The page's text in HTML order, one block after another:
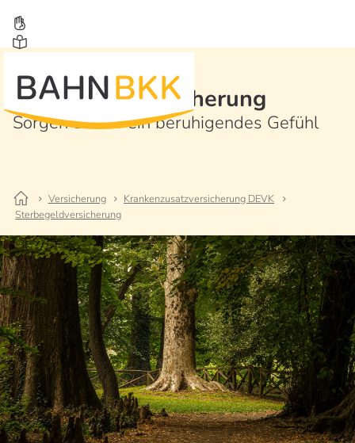
Sterbegeldversicherung
Sorgen Sie für ein beruhigendes Gefühl
Versicherung
Krankenzusatzversicherung DEVK
Sterbegeldversicherung